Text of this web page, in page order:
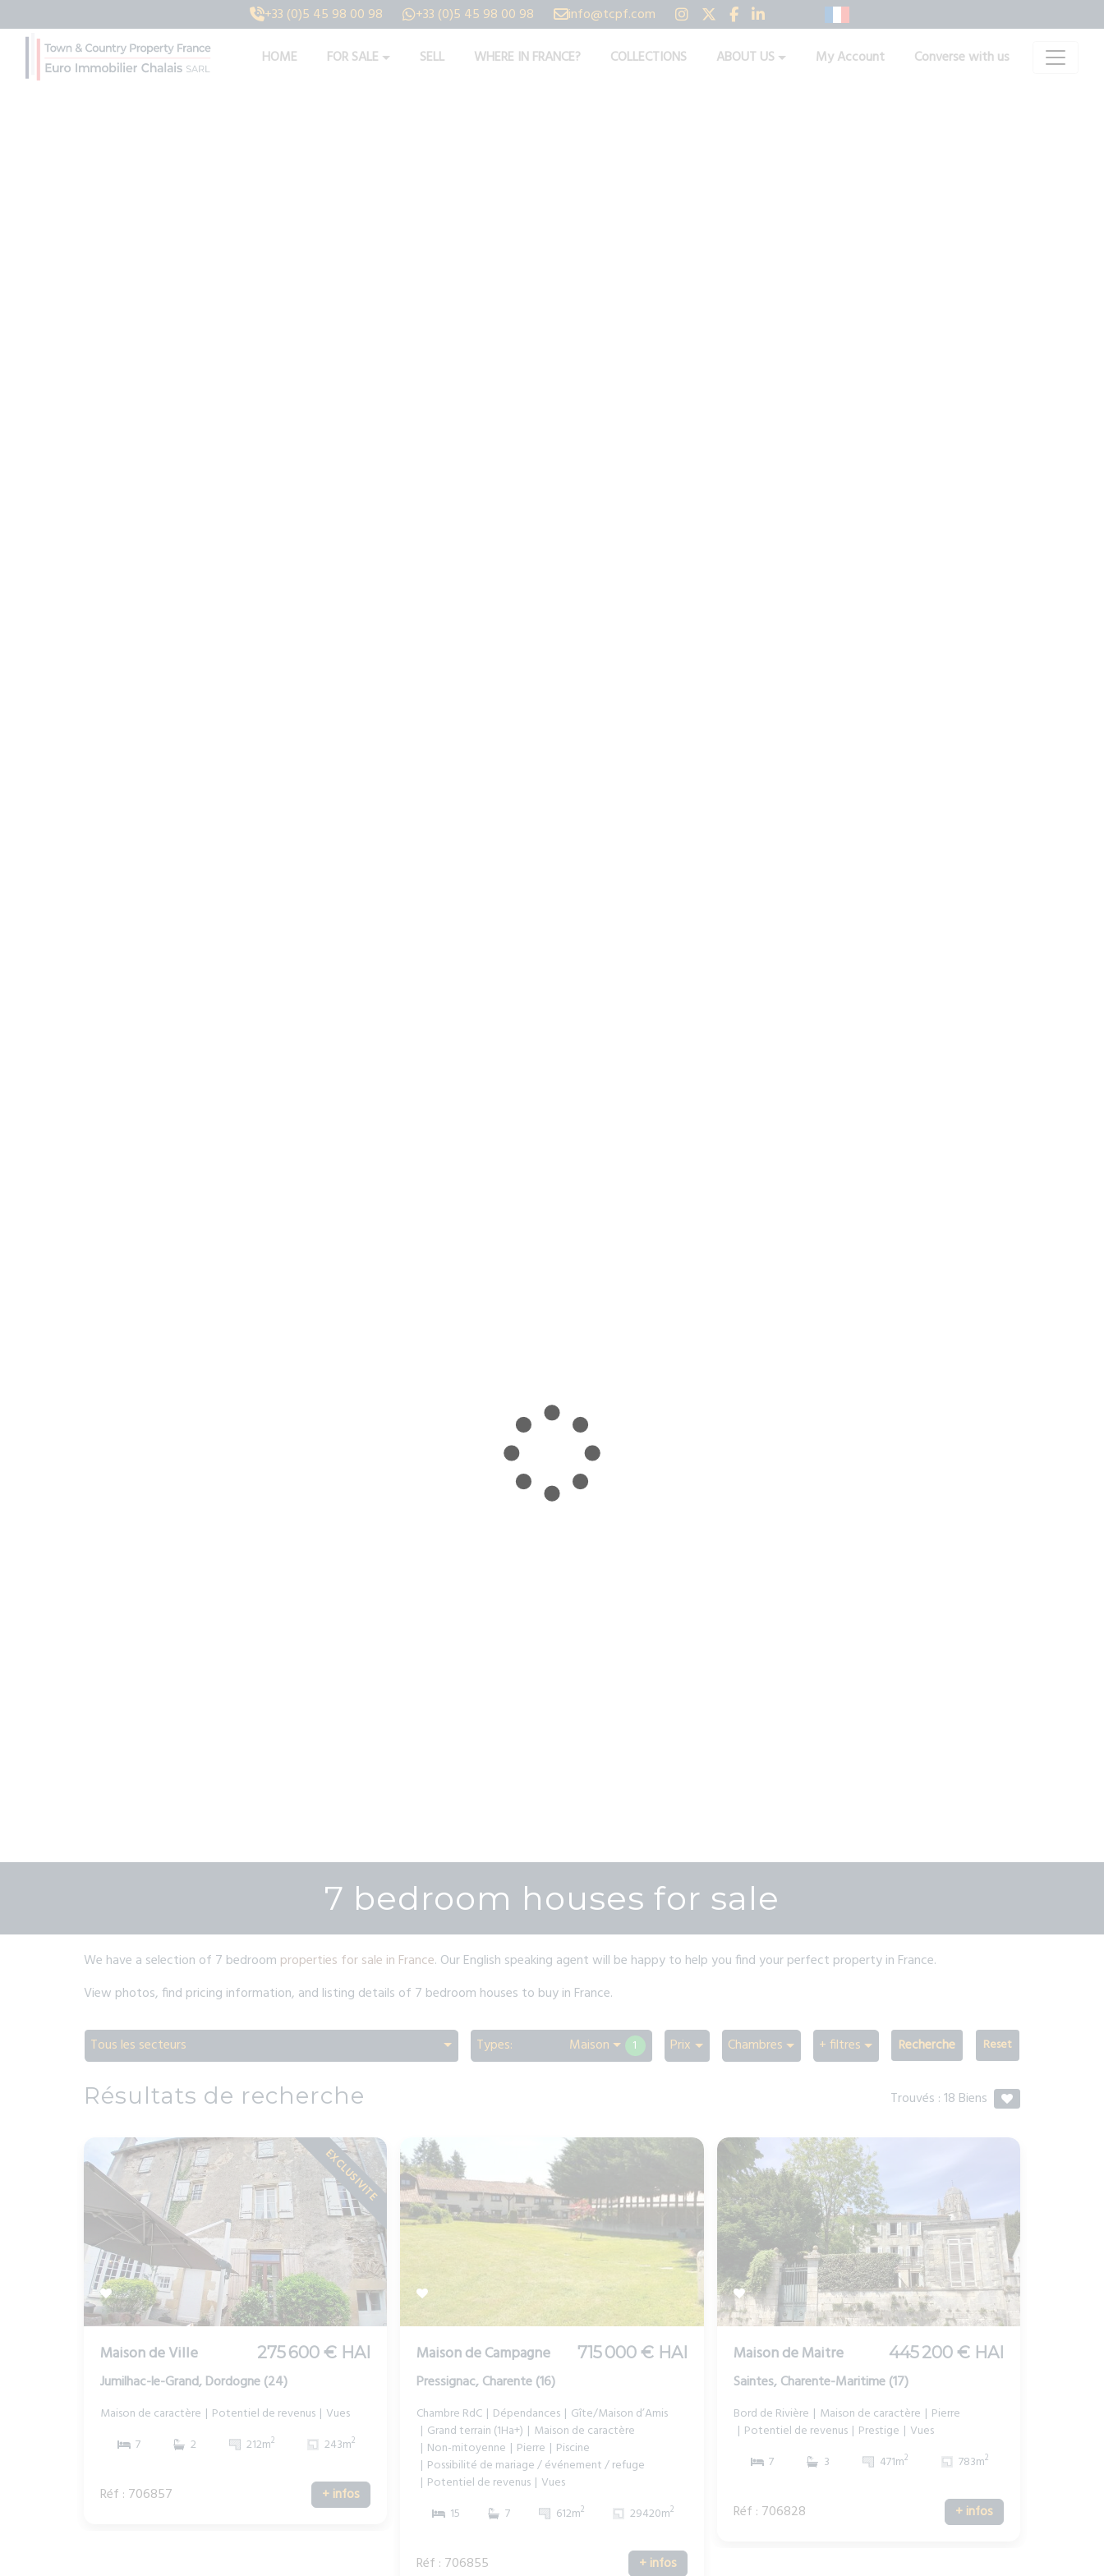
+33 (0)5 45 98 00 98 +33 (0)5 45 98 00 98 info@tcpf.com
HOME FOR SALE SELL WHERE IN FRANCE? COLLECTIONS ABOUT US My Account Converse with us
7 bedroom houses for sale
We have a selection of 7 bedroom properties for sale in France. Our English speaking agent will be happy to help you find your perfect property in France.
View photos, find pricing information, and listing details of 7 bedroom houses to buy in France.
Tous les secteurs Types: Maison 1 Prix Chambres + filtres Recherche
Résultats de recherche Trouvés :18 Biens
EXCLUSIVITE
Maison de Ville 275 600 € HAI
Jumilhac-le-Grand, Dordogne (24)
Maison de caractère Potentiel de revenus
Vues
7
2 212m2 243m2
Réf : 706857 + infos
Maison de Campagne 715 000 € HAI
Pressignac, Charente (16)
Chambre RdC Dépendances
Gîte/Maison d’Amis
Grand terrain (1Ha+)
Maison de caractère
Non-mitoyenne
Pierre
Piscine
Possibilité de mariage / événement / refuge
Potentiel de revenus
Vues
15
7 612m2 29420m2
Réf : 706855 + infos
Maison de Maitre 445 200 € HAI
Saintes, Charente-Maritime (17)
Bord de Rivière Maison de caractère
Pierre
Potentiel de revenus
Prestige
Vues
7
3 471m2 783m2
Réf : 706828 + infos